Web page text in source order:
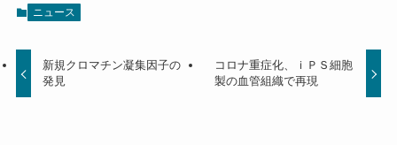
ニュース
新規クロマチン凝集因子の
発見
コロナ重症化、ｉＰＳ細胞
製の血管組織で再現